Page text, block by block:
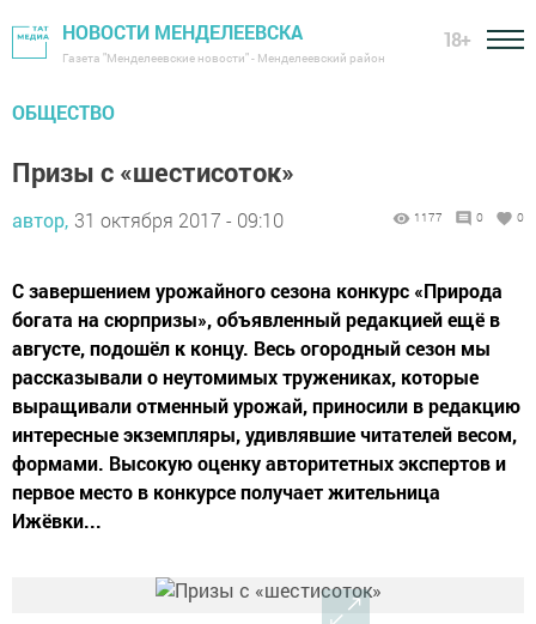
НОВОСТИ МЕНДЕЛЕЕВСКА
Газета "Менделеевские новости" - Менделеевский район
18+
ОБЩЕСТВО
Призы с «шестисоток»
автор, 31 октября 2017 - 09:10 1177 0 0
С завершением урожайного сезона конкурс «Природа
богата на сюрпризы», объявленный редакцией ещё в
августе, подошёл к концу. Весь огородный сезон мы
рассказывали о неутомимых тружениках, которые
выращивали отменный урожай, приносили в редакцию
интересные экземпляры, удивлявшие читателей весом,
формами. Высокую оценку авторитетных экспертов и
первое место в конкурсе получает жительница
Ижёвки...